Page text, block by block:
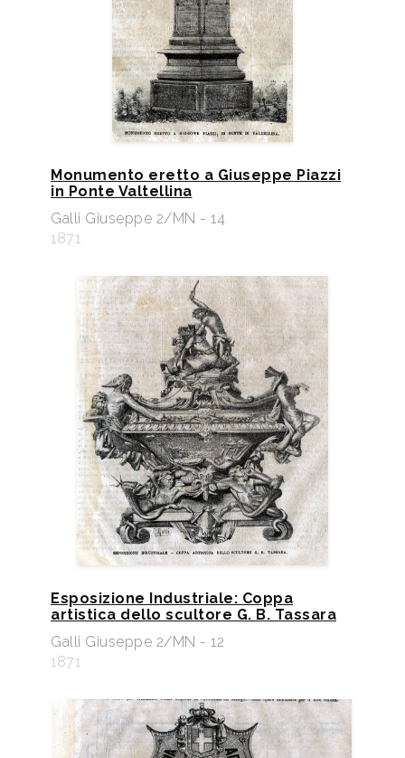
Monumento eretto a Giuseppe Piazzi
in Ponte Valtellina
Galli Giuseppe 2/MN - 14
1871
Esposizione Industriale: Coppa
artistica dello scultore G. B. Tassara
Galli Giuseppe 2/MN - 12
1871